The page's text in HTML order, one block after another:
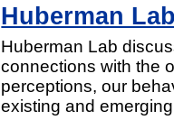
Huberman
Huberman Lab
connections with the
perceptions, our
existing and